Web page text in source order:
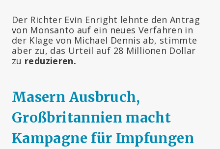
Der Richter Evin Enright lehnte den Antrag
von Monsanto auf ein neues Verfahren in
der Klage von Michael Dennis ab, stimmte
aber zu, das Urteil auf 28 Millionen Dollar
zu reduzieren.
Masern Ausbruch,
Großbritannien macht
Kampagne für Impfungen